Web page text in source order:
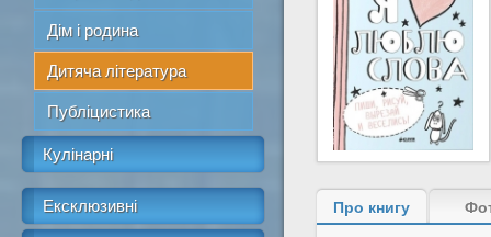
Дім і родина
Дитяча література
Публіцистика
Кулінарні
Ексклюзивні Про книгу